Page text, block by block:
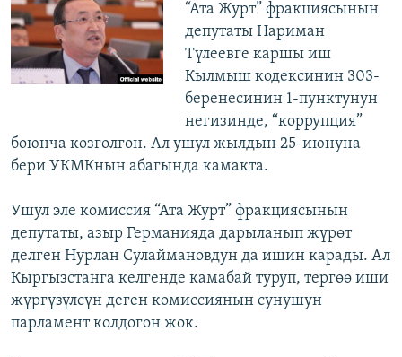
“Ата Журт” фракциясынын
депутаты Нариман
Түлеевге каршы иш
Кылмыш кодексинин 303-
беренесинин 1-пунктунун
негизинде, “коррупция”
боюнча козголгон. Ал ушул жылдын 25-июнуна
бери УКМКнын абагында камакта.
Ушул эле комиссия “Ата Журт” фракциясынын
депутаты, азыр Германияда дарыланып жүрөт
делген Нурлан Сулаймановдун да ишин карады. Ал
Кыргызстанга келгенде камабай туруп, тергөө иши
жүргүзүлсүн деген комиссиянын сунушун
парламент колдогон жок.